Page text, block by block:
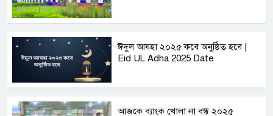
ঈদুল আযহা ২০২৫ কবে অনুষ্ঠিত হবে |
Eid UL Adha 2025 Date
আজকে ব্যাংক খোলা না বন্ধ ২০২৫